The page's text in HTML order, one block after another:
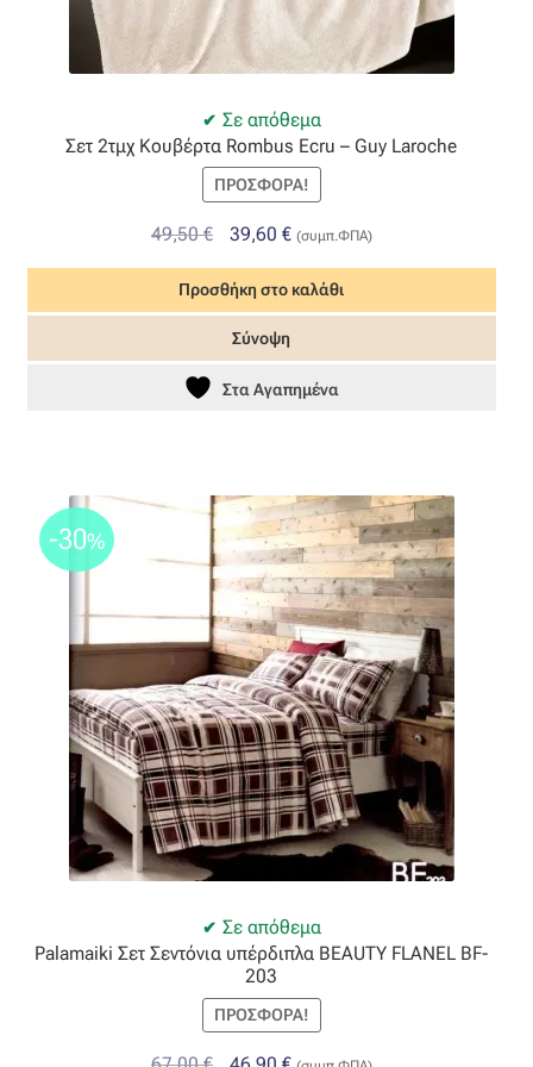
Σε απόθεμα
Σετ 2τμχ Κουβέρτα Rombus Ecru – Guy Laroche
ΠΡΟΣΦΟΡΆ!
49,50€
Original
price
was:
49,50 €.
39,60 €Η
τρέχουσα
τιμή
είναι:
(συμπ.ΦΠΑ)
Προσθήκη στο καλάθι
Σύνοψη
Στα Αγαπημένα
Σε απόθεμα
-30%
Palamaiki Σετ Σεντόνια υπέρδιπλα BEAUTY FLANEL BF-
203
ΠΡΟΣΦΟΡΆ!